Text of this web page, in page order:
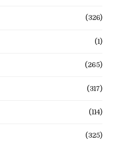
(326)
(1)
(265)
(317)
(114)
(325)